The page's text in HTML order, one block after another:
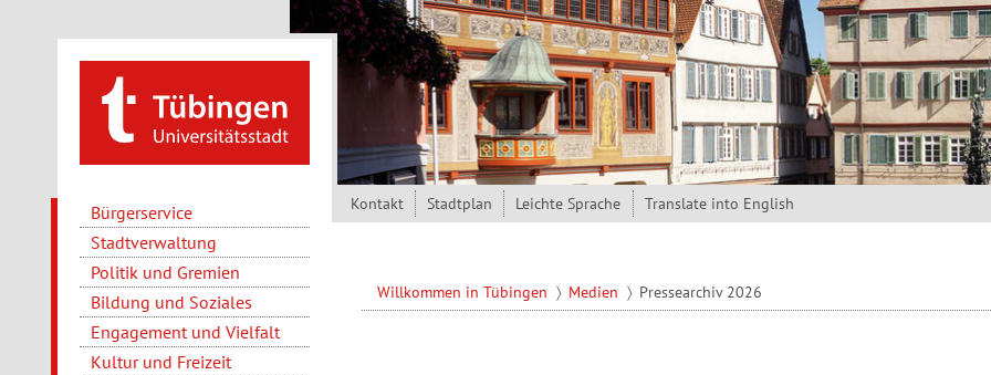
Bürgerservice
Stadtverwaltung
Politik und Gremien
Bildung und Soziales
Engagement und Vielfalt
Kultur und Freizeit
Kontakt Stadtplan Leichte Sprache Translate into English
Willkommen in Tübingen Medien Pressearchiv 2026